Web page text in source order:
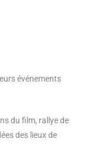
événements
du film, rallye de
des lieux de